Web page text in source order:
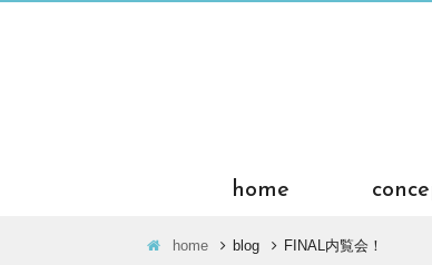
home
home blog FINAL内覧会！